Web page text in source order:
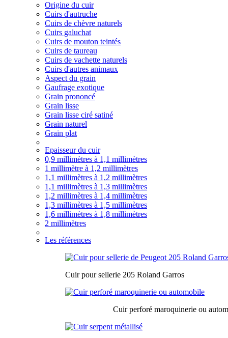
Origine du cuir
Cuirs d'autruche
Cuirs de chèvre naturels
Cuirs galuchat
Cuirs de mouton teintés
Cuirs de taureau
Cuirs de vachette naturels
Cuirs d'autres animaux
Aspect du grain
Gaufrage exotique
Grain prononcé
Grain lisse
Grain lisse ciré satiné
Grain naturel
Grain plat
Epaisseur du cuir
0,9 millimètres à 1,1 millimètres
1 millimètre à 1,2 millimètres
1,1 millimètres à 1,2 millimètres
1,1 millimètres à 1,3 millimètres
1,2 millimètres à 1,4 millimètres
1,3 millimètres à 1,5 millimètres
1,6 millimètres à 1,8 millimètres
2 millimètres
Les références
Cuir pour sellerie 205 Roland Garros
Cuir perforé maroquinerie ou